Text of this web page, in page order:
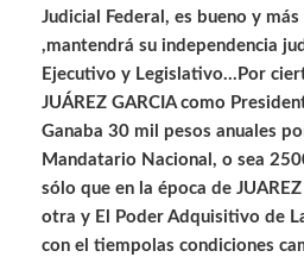
Judicial Federal, es bueno y
,mantendrá su independencia
Ejecutivo y Legislativo…Por
JUÁREZ GARCIA como
Ganaba 30 mil pesos anuales
Mandatario Nacional, o sea
sólo que en la época de
otra y El Poder Adquisitivo de
con el tiempolas condiciones